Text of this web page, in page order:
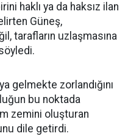
haklı ya da haksız ilan
Güneş,
tarafların uzlaşmasına
gelmekte zorlandığını
bu noktada
zemini oluşturan
dile getirdi.